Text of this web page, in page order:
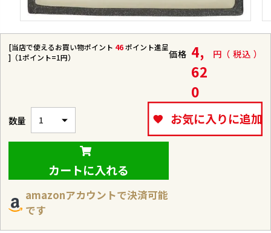
[当店で使えるお買い物ポイント 46ポイント進呈
]（1ポイント=1円）
価格 4,
62
0
税込
お気に入りに追加
カートに入れる
amazonアカウントで決済可能
です